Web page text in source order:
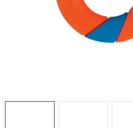
O nás Kontakty
Doprava a platba